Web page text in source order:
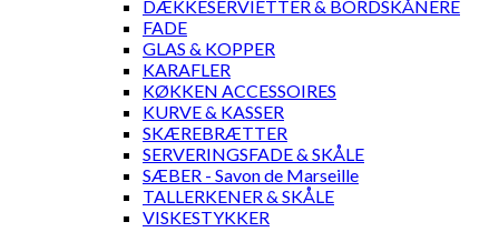
DÆKKESERVIETTER & BORDSKÅNERE
FADE
GLAS & KOPPER
KARAFLER
KØKKEN ACCESSOIRES
KURVE & KASSER
SKÆREBRÆTTER
SERVERINGSFADE & SKÅLE
SÆBER - Savon de Marseille
TALLERKENER & SKÅLE
VISKESTYKKER